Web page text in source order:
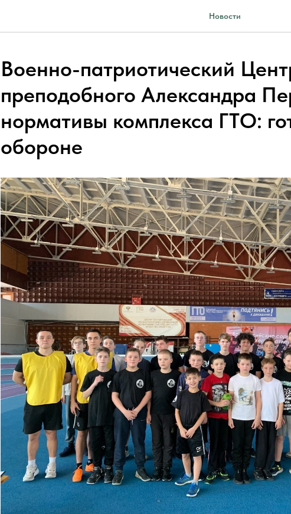
Новости
Военно-патриотический
преподобного Александра
нормативы комплекса ГТО:
обороне